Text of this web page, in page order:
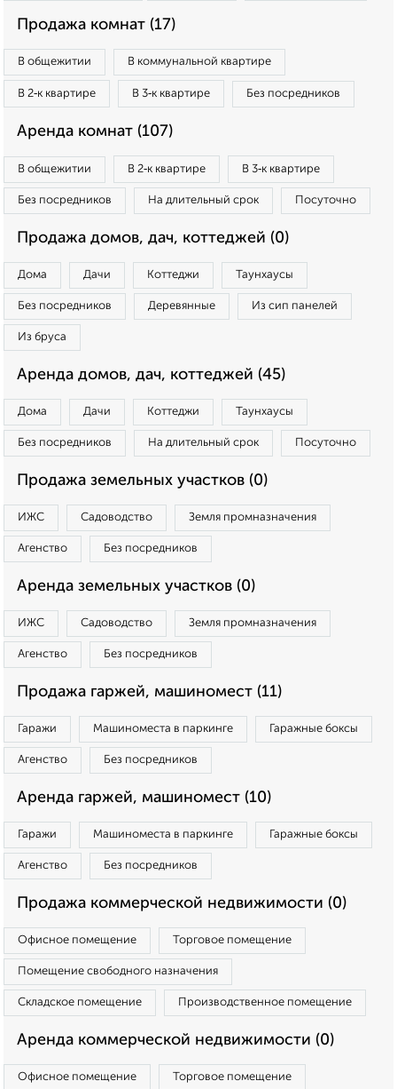
Продажа комнат (17)
В общежитии В коммунальной квартире
В 2‑к квартире В 3‑к квартире Без посредников
Аренда комнат (107)
В общежитии В 2‑к квартире В 3‑к квартире
Без посредников На длительный срок Посуточно
Продажа домов, дач, коттеджей (0)
Дома Дачи Коттеджи Таунхаусы
Без посредников Деревянные Из сип панелей
Из бруса
Аренда домов, дач, коттеджей (45)
Дома Дачи Коттеджи Таунхаусы
Без посредников На длительный срок Посуточно
Продажа земельных участков (0)
ИЖС Садоводство Земля промназначения
Агенство Без посредников
Аренда земельных участков (0)
ИЖС Садоводство Земля промназначения
Агенство Без посредников
Продажа гаржей, машиномест (11)
Гаражи Машиноместа в паркинге Гаражные боксы
Агенство Без посредников
Аренда гаржей, машиномест (10)
Гаражи Машиноместа в паркинге Гаражные боксы
Агенство Без посредников
Продажа коммерческой недвижимости (0)
Офисное помещение Торговое помещение
Помещение свободного назначения
Складское помещение Производственное помещение
Аренда коммерческой недвижимости (0)
Офисное помещение Торговое помещение